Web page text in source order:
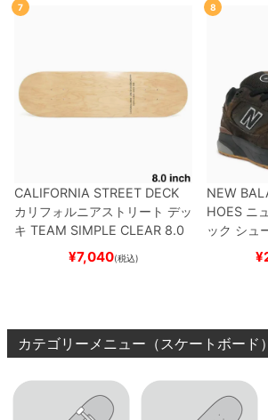
7
CALIFORNIA STREET DECK
カリフォルニアストリート デッ
キ TEAM SIMPLE CLEAR 8.0
ブランク（DSM）
ード スケボー
¥7,040(税込)
8
NEW
HOES ニ
ック シュ
REW
¥
カテゴリーメニュー（スケートボード）